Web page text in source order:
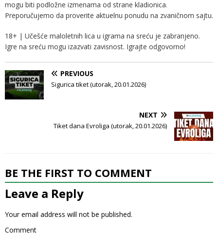
mogu biti podložne izmenama od strane kladionica.
Preporučujemo da proverite aktuelnu ponudu na zvaničnom sajtu.
18+ | Učešće maloletnih lica u igrama na sreću je zabranjeno.
Igre na sreću mogu izazvati zavisnost. Igrajte odgovorno!
PREVIOUS
Sigurica tiket (utorak, 20.01.2026)
NEXT
Tiket dana Evroliga (utorak, 20.01.2026)
BE THE FIRST TO COMMENT
Leave a Reply
Your email address will not be published.
Comment